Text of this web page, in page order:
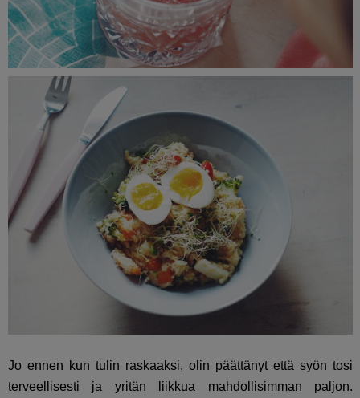
Jo ennen kun tulin raskaaksi, olin päättänyt että syön tosi
terveellisesti ja yritän liikkua mahdollisimman paljon.